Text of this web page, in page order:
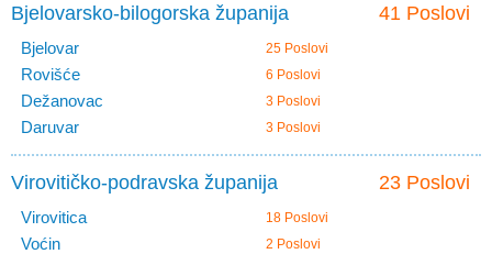
41 Poslovi
Bjelovarsko-bilogorska županija
Bjelovar 25 Poslovi
Rovišće 6 Poslovi
Dežanovac 3 Poslovi
Daruvar 3 Poslovi
23 Poslovi
Virovitičko-podravska županija
Virovitica 18 Poslovi
Voćin 2 Poslovi